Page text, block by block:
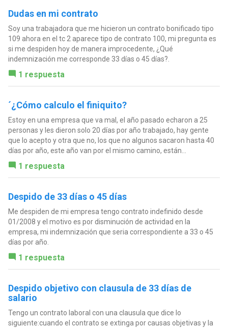
Dudas en mi contrato
Soy una trabajadora que me hicieron un contrato bonificado tipo
109 ahora en el tc 2 aparece tipo de contrato 100, mi pregunta es
si me despiden hoy de manera improcedente, ¿Qué
indemnización me corresponde 33 días o 45 días?.
1 respuesta
´¿Cómo calculo el finiquito?
Estoy en una empresa que va mal, el año pasado echaron a 25
personas y les dieron solo 20 días por año trabajado, hay gente
que lo acepto y otra que no, los que no algunos sacaron hasta 40
días por año, este año van por el mismo camino, están...
1 respuesta
Despido de 33 días o 45 días
Me despiden de mi empresa tengo contrato indefinido desde
01/2008 y el motivo es por disminución de actividad en la
empresa, mi indemnización que seria correspondiente a 33 o 45
días por año.
1 respuesta
Despido objetivo con clausula de 33 días de
salario
Tengo un contrato laboral con una clausula que dice lo
siguiente:cuando el contrato se extinga por causas objetivas y la